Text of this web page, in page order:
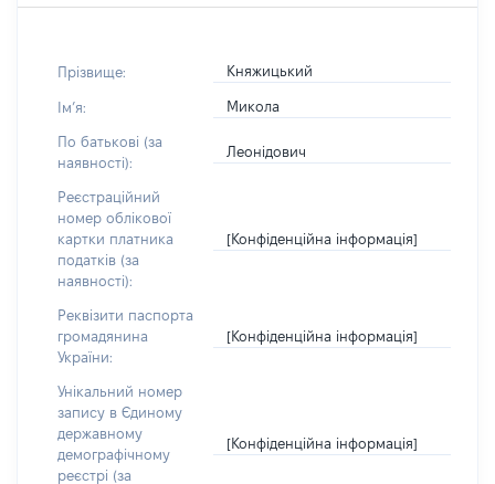
Прізвище: Княжицький
Імʼя: Микола
По батькові (за
наявності):
Леонідович
Реєстраційний
номер облікової
картки платника
податків (за
наявності):
[Конфіденційна інформація]
Реквізити паспорта
громадянина
України:
[Конфіденційна інформація]
Унікальний номер
запису в Єдиному
державному
демографічному
реєстрі (за
[Конфіденційна інформація]